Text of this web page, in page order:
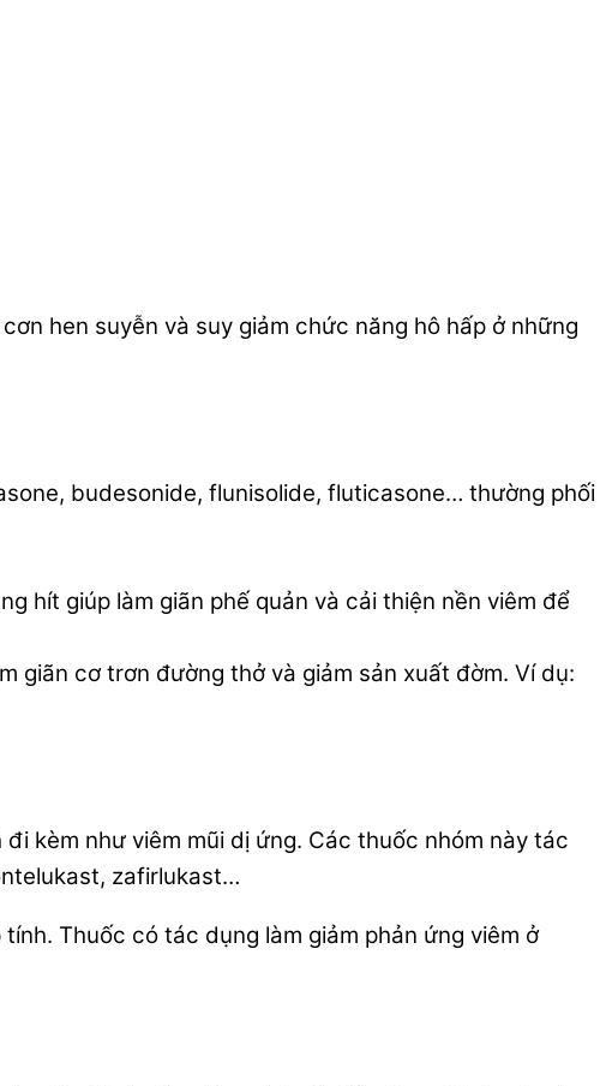
hen suyễn và suy giảm chức năng hô hấp ở những
budesonide, flunisolide, fluticasone… thường phối
hít giúp làm giãn phế quản và cải thiện nền viêm để
giãn cơ trơn đường thở và giảm sản xuất đờm. Ví dụ:
kèm như viêm mũi dị ứng. Các thuốc nhóm này tác
zafirlukast…
Thuốc có tác dụng làm giảm phản ứng viêm ở